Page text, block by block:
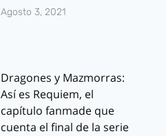
Agosto 3, 2021
Dragones y Mazmorras:
Así es Requiem, el
capítulo fanmade que
cuenta el final de la serie